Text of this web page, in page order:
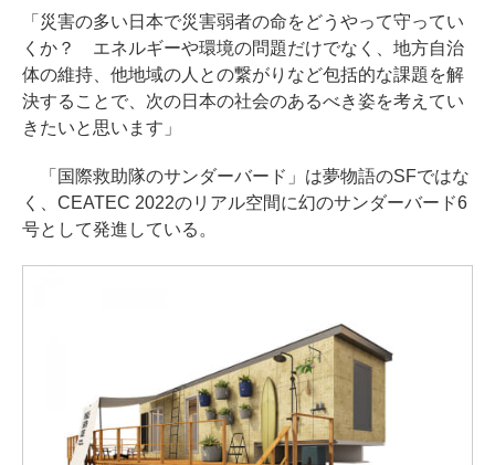
「災害の多い日本で災害弱者の命をどうやって守ってい
くか？ エネルギーや環境の問題だけでなく、地方自治
体の維持、他地域の人との繋がりなど包括的な課題を解
決することで、次の日本の社会のあるべき姿を考えてい
きたいと思います」
「国際救助隊のサンダーバード」は夢物語のSFではな
く、CEATEC 2022のリアル空間に幻のサンダーバード6
号として発進している。